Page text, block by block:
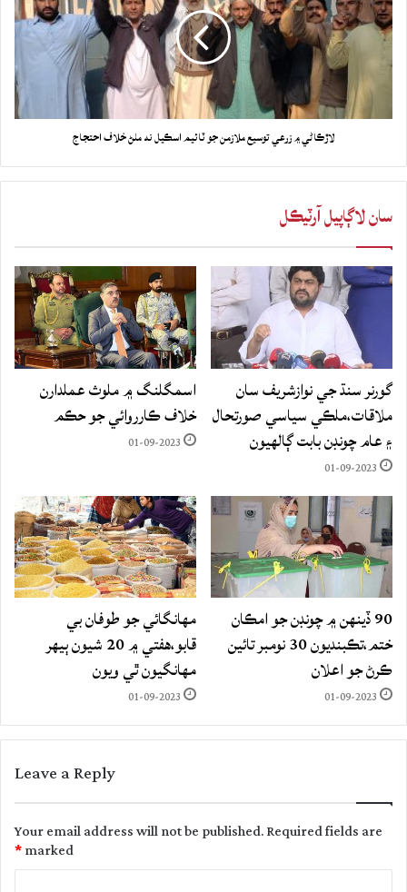
لاڙڪاڻي ۾ زرعي توسيع ملازمن جو ٽائيم اسڪيل نه ملڻ خلاف احتجاج
سان لاڳاپيل آرٽيڪل
گورنر سنڌ جي نوازشريف سان
ملاقات،ملڪي سياسي صورتحال
۽ عام چونڊن بابت ڳالهيون
01-09-2023
اسمگلنگ ۾ ملوث عملدارن
خلاف ڪارروائي جو حڪم
01-09-2023
90 ڏينهن ۾ چونڊن جو امڪان
ختم،تڪبنديون 30 نومبر تائين
ڪرڻ جو اعلان
01-09-2023
مهانگائي جو طوفان بي
قابو،هفتي ۾ 20 شيون ٻيهر
مهانگيون ٿي ويون
01-09-2023
Leave a Reply
Your email address will not be published.Required fields are
marked
*